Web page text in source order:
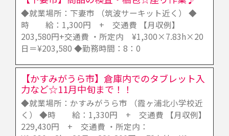
◆就業場所：下妻市 （筑波サーキット近く） ◆
時 給：1,300円 + 交通費 【月収例】
203,580円+交通費 ・所定内 ¥1,300×7.83h×20
日＝¥203,580 ◆勤務時間：8：0
【かすみがうら市】倉庫内でのタブレット入
力など☆11月中旬まで！！
◆就業場所：かすみがうら市 （霞ヶ浦北小学校近
く） ◆時 給：1,330円 + 交通費 【月収例】
229,430円 + 交通費 ・所定内：